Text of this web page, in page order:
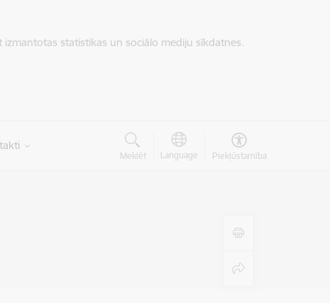
statistikas un sociālo mediju sīkdatnes.
Meklēt Language Piekļūstamība